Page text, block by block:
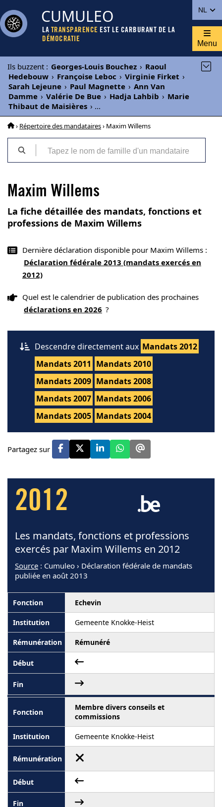
NL
CUMULEO
LA TRANSPARENCE EST LE CARBURANT DE LA
DÉMOCRATIE
Menu
Ils buzzent : Georges-Louis Bouchez › Raoul
Hedebouw › Françoise Leboc › Virginie Firket ›
Sarah Lejeune › Paul Magnette › Ann Van
Damme › Valérie De Bue › Hadja Lahbib › Marie
Thibaut de Maisières › ...
› Répertoire des mandataires› Maxim Willems
Maxim Willems
La fiche détaillée des mandats, fonctions et
professions de Maxim Willems
Dernière déclaration disponible pour Maxim Willems :
Déclaration fédérale 2013 (mandats exercés en
2012)
Quel est le calendrier de publication des prochaines
déclarations en 2026 ?
Descendre directement aux Mandats 2012
Mandats 2011 Mandats 2010
Mandats 2009 Mandats 2008
Mandats 2007 Mandats 2006
Mandats 2005 Mandats 2004
Partagez sur
2012
Les mandats, fonctions et professions
exercés par Maxim Willems en 2012
Source : Cumuleo › Déclaration fédérale de mandats
publiée en août 2013
Echevin
Gemeente Knokke-Heist
Rémunéré
Membre divers conseils et
commissions
Gemeente Knokke-Heist